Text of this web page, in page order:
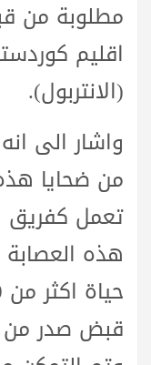
مطلوبة من
اقليم
(الانتربول).
واشار الى
من ضحايا
تعمل كفريق
هذه
قبض صدر